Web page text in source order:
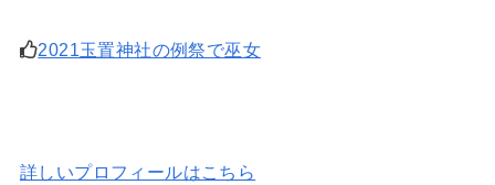
2021玉置神社の例祭で巫女
詳しいプロフィールはこちら